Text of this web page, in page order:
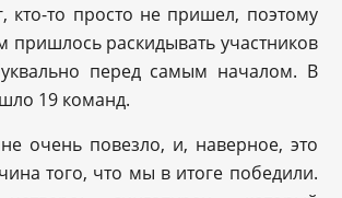
кто-то просто не пришел, поэтому
пришлось раскидывать участников
перед самым началом. В
19 команд.
очень повезло, и, наверное, это
того, что мы в итоге победили.